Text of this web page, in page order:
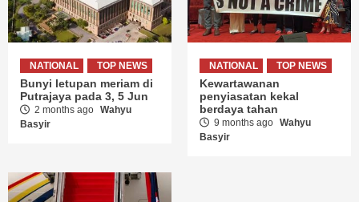
NATIONAL TOP NEWS
Bunyi letupan meriam di
Putrajaya pada 3, 5 Jun
2 months ago Wahyu
Basyir
NATIONAL TOP NEWS
Kewartawanan
penyiasatan kekal
berdaya tahan
9 months ago Wahyu
Basyir